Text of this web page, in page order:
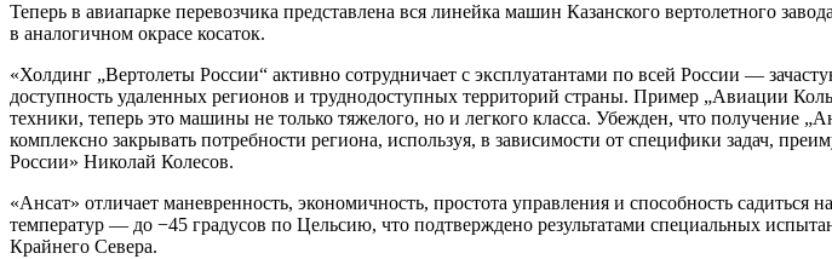
Теперь в авиапарке перевозчика представлена вся линейка машин Казанского вертолетного
в аналогичном окрасе косаток.
«Холдинг „Вертолеты России“ активно сотрудничает с эксплуатантами по всей России —
доступность удаленных регионов и труднодоступных территорий страны. Пример „Авиации
техники, теперь это машины не только тяжелого, но и легкого класса. Убежден, что получение
комплексно закрывать потребности региона, используя, в зависимости от специфики задач,
России» Николай Колесов.
«Ансат» отличает маневренность, экономичность, простота управления и способность
температур — до −45 градусов по Цельсию, что подтверждено результатами специальных
Крайнего Севера.